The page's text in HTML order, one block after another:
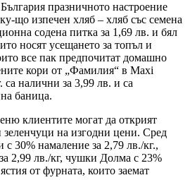
празничното настроение
що изпечен хляб – хляб със семена
содена питка за 1,69 лв. и бял
носят усещането за топъл и
все пак предпочитат домашно
кори от „Фамилия“ в Maxi
са налични за 3,99 лв. и са
баница.
клиентите могат да открият
зеленчуци на изгодни цени. Сред
с 30% намаление за 2,79 лв./кг.,
2,99 лв./кг, чушки Долма с 23%
от фурната, които заемат